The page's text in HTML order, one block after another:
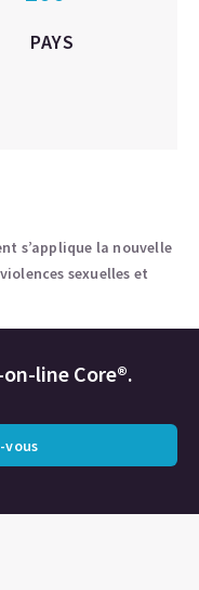
PAYS
s’applique la nouvelle
sexuelles et
line Core®.
vous